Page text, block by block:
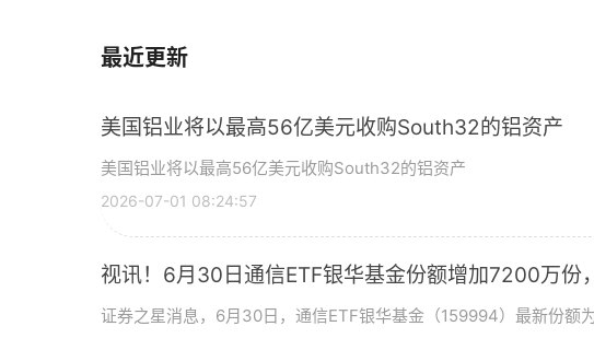
最近更新
美国铝业将以最高56亿美元收购South32的铝资产
美国铝业将以最高56亿美元收购South32的铝资产
2026-07-01 08:24:57
视讯！6月30日通信ETF银华基金份额增加7200万份
证券之星消息，6月30日，通信ETF银华基金（159994）最新份额